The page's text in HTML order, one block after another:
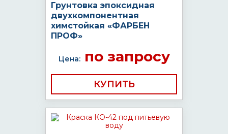
Грунтовка эпоксидная
двухкомпонентная
химстойкая «ФАРБЕН
ПРОФ»
Цена:по запросу
КУПИТЬ